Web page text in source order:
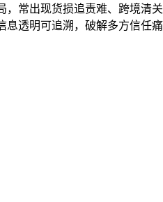
常出现货损追责难、跨境
透明可追溯，破解多方信任